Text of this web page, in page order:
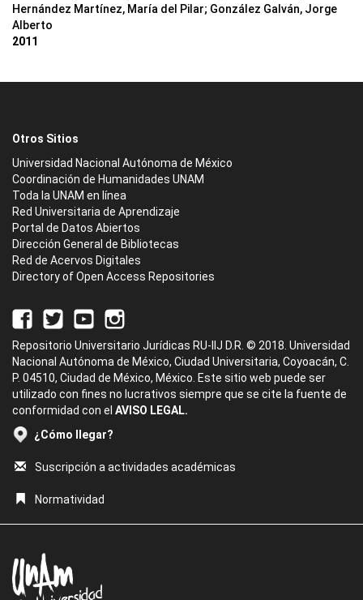
Hernández Martínez, María del Pilar; González Galván, Jorge
Alberto
2011
Otros Sitios
Universidad Nacional Autónoma de México
Coordinación de Humanidades UNAM
Toda la UNAM en línea
Red Universitaria de Aprendizaje
Portal de Datos Abiertos
Dirección General de Bibliotecas
Red de Acervos Digitales
Directory of Open Access Repositories
Repositorio Universitario Jurídicas RU-IIJ D.R. © 2018. Universidad
Nacional Autónoma de México, Ciudad Universitaria, Coyoacán, C.
P. 04510, Ciudad de México, México. Este sitio web puede ser
utilizado con fines no lucrativos siempre que se cite la fuente de
conformidad con el AVISO LEGAL.
¿Cómo llegar?
Suscripción a actividades académicas
Normatividad